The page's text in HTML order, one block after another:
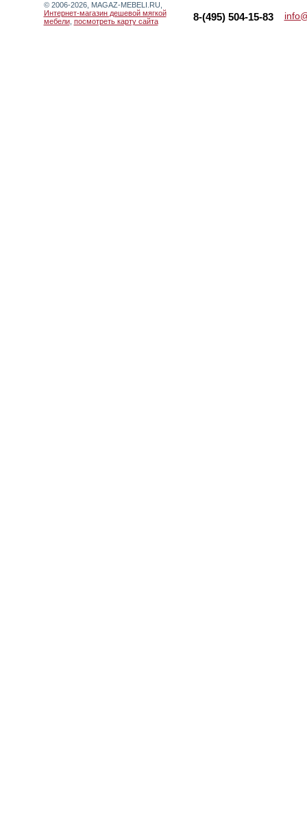
© 2006-2026, MAGAZ-MEBELI.RU,
Интернет-магазин дешевой мягкой
мебели, посмотреть карту сайта 8-(495) 504-15-83